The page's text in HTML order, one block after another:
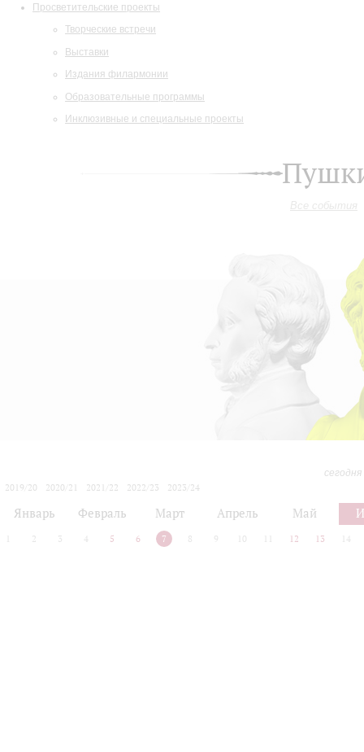
Просветительские проекты
Творческие встречи
Выставки
Издания филармонии
Образовательные программы
Инклюзивные и специальные проекты
Все события
2019/20
2020/21 2021/22 2022/23
2023/24
Январь Февраль Март Апрель Май
2 3 4 5 6 7 8 9 10 12 13 14